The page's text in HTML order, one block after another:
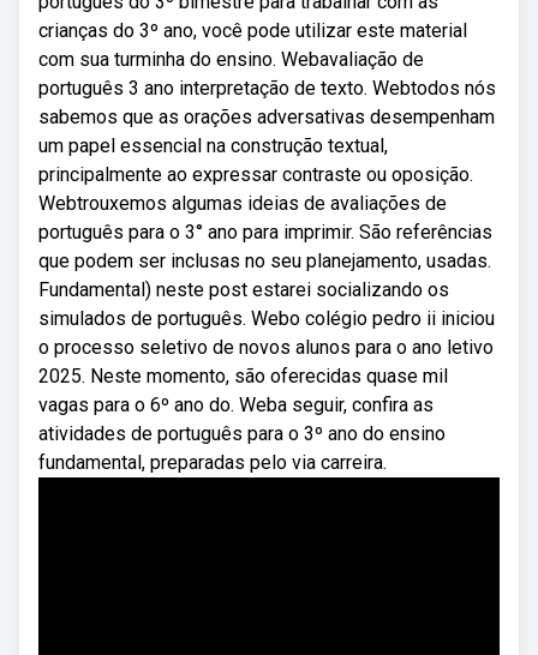
crianças do 3º ano, você pode utilizar este material
com sua turminha do ensino. Webavaliação de
português 3 ano interpretação de texto. Webtodos nós
sabemos que as orações adversativas desempenham
um papel essencial na construção textual,
principalmente ao expressar contraste ou oposição.
Webtrouxemos algumas ideias de avaliações de
português para o 3° ano para imprimir. São referências
que podem ser inclusas no seu planejamento, usadas.
Fundamental) neste post estarei socializando os
simulados de português. Webo colégio pedro ii iniciou
o processo seletivo de novos alunos para o ano letivo
2025. Neste momento, são oferecidas quase mil
vagas para o 6º ano do. Weba seguir, confira as
atividades de português para o 3º ano do ensino
fundamental, preparadas pelo via carreira.